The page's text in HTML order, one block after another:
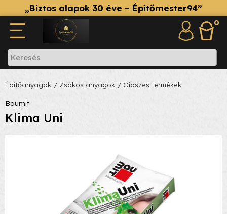
„Biztos alapok 30 éve – Építőmester94”
0
Építőanyagok / Zsákos anyagok / Gipszes termékek
Baumit
Klima Uni